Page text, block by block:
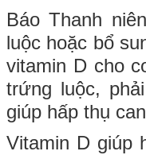
Báo Thanh
luộc hoặc bổ
vitamin D cho
trứng luộc,
giúp hấp thụ
Vitamin D giúp